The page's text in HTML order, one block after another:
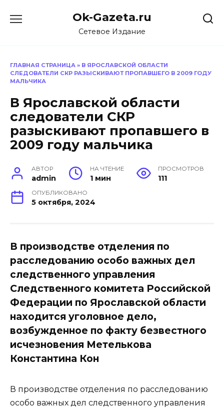
Ok-Gazeta.ru
Сетевое Издание
ГЛАВНАЯ СТРАНИЦА » В ЯРОСЛАВСКОЙ ОБЛАСТИ
СЛЕДОВАТЕЛИ СКР РАЗЫСКИВАЮТ ПРОПАВШЕГО В 2009 ГОДУ
МАЛЬЧИКА
В Ярославской области
следователи СКР
разыскивают пропавшего в
2009 году мальчика
АВТОР
admin
НА ЧТЕНИЕ
1 мин
ПРОСМОТРОВ
111
ОПУБЛИКОВАНО
5 октября, 2024
В производстве отделения по
расследованию особо важных дел
следственного управления
Следственного комитета Российской
Федерации по Ярославской области
находится уголовное дело,
возбужденное по факту безвестного
исчезновения Метелькова
Константина Кон
В производстве отделения по расследованию
особо важных дел следственного управления